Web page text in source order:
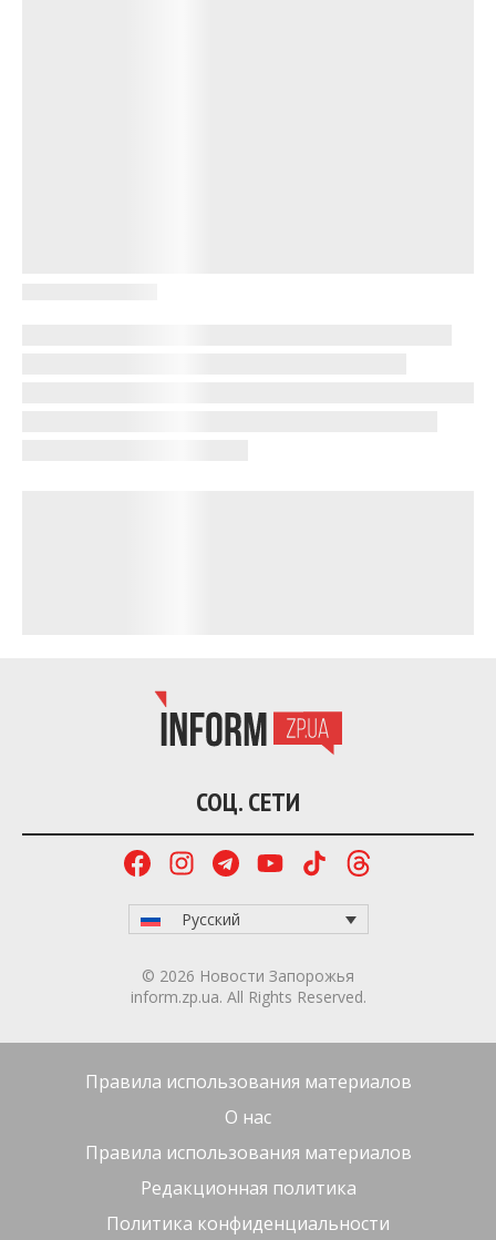
СОЦ. СЕТИ
Русский
© 2026 Новости Запорожья
inform.zp.ua. All Rights Reserved.
Правила использования материалов
О нас
Правила использования материалов
Редакционная политика
Политика конфиденциальности